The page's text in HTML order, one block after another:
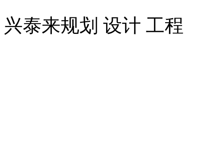
兴泰来规划 设计 工程